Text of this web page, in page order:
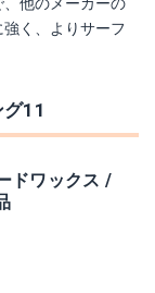
く、よりサーフ
11
ドワックス /